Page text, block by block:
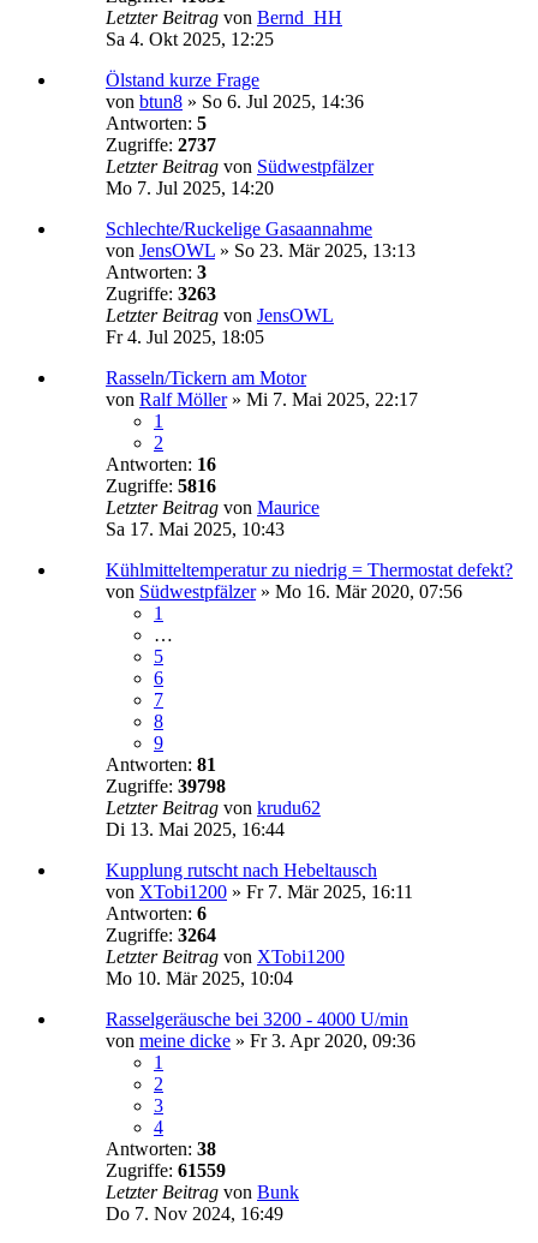
Letzter Beitrag von Bernd_HH
Sa 4. Okt 2025, 12:25
Ölstand kurze Frage
von btun8 » So 6. Jul 2025, 14:36
Antworten: 5
Zugriffe: 2737
Letzter Beitrag von Südwestpfälzer
Mo 7. Jul 2025, 14:20
Schlechte/Ruckelige Gasaannahme
von JensOWL » So 23. Mär 2025, 13:13
Antworten: 3
Zugriffe: 3263
Letzter Beitrag von JensOWL
Fr 4. Jul 2025, 18:05
Rasseln/Tickern am Motor
von Ralf Möller» Mi 7. Mai 2025, 22:17
1
2
Antworten: 16
Zugriffe: 5816
Letzter Beitrag von Maurice
Sa 17. Mai 2025, 10:43
Kühlmitteltemperatur zu niedrig = Thermostat defekt?
von Südwestpfälzer» Mo 16. Mär 2020, 07:56
1
…
5
6
7
8
9
Antworten: 81
Zugriffe: 39798
Letzter Beitrag von krudu62
Di 13. Mai 2025, 16:44
Kupplung rutscht nach Hebeltausch
von XTobi1200 » Fr 7. Mär 2025, 16:11
Antworten: 6
Zugriffe: 3264
Letzter Beitrag von XTobi1200
Mo 10. Mär 2025, 10:04
Rasselgeräusche bei 3200 - 4000 U/min
von meine dicke » Fr 3. Apr 2020, 09:36
1
2
3
4
Antworten: 38
Zugriffe: 61559
Letzter Beitrag von Bunk
Do 7. Nov 2024, 16:49